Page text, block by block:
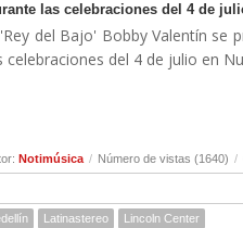
las celebraciones del 4 de
del Bajo' Bobby Valentín se
celebraciones del 4 de julio en
Notimúsica / Número de vistas (1640) /
Latinastereo Lincoln Center